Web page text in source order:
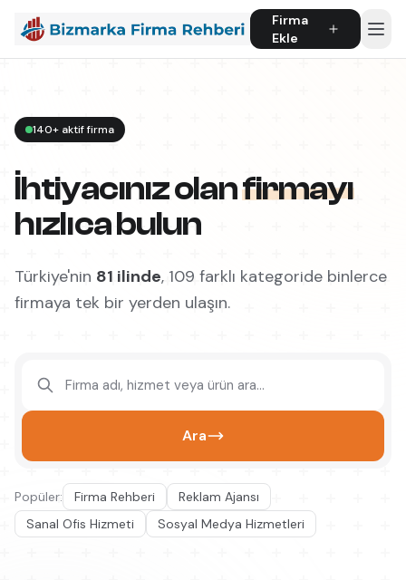
Firma
Ekle
140+ aktif firma
İhtiyacınız olanfirmayı
hızlıca bulun
Türkiye'nin 81 ilinde, 109 farklı kategoride binlerce
firmaya tek bir yerden ulaşın.
Ara
Popüler: Firma Rehberi
Reklam Ajansı
Sanal Ofis Hizmeti
Sosyal Medya Hizmetleri